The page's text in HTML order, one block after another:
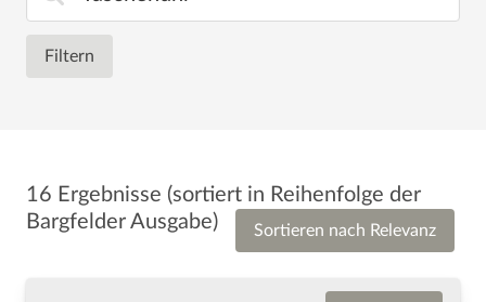
Filtern
16 Ergebnisse (sortiert in Reihenfolge der
Bargfelder Ausgabe)
Sortieren nach Relevanz